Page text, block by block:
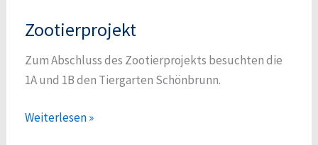
Zootierprojekt
Zum Abschluss des Zootierprojekts besuchten die
1A und 1B den Tiergarten Schönbrunn.
Zootierprojekt
Weiterlesen »